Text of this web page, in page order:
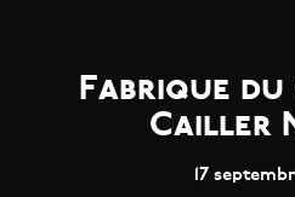
Fabrique
Cailler
17